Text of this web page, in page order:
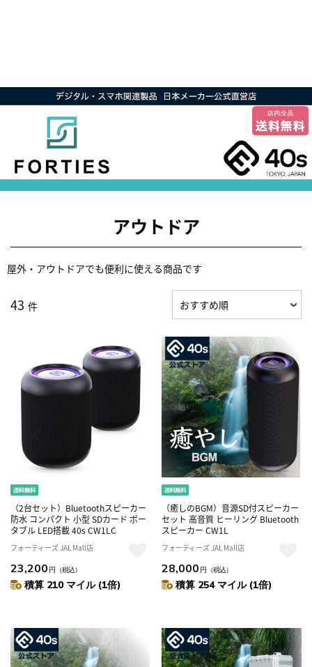
アウトドア
屋外・アウトドアでも便利に使える商品です
43 件
（2台セット）Bluetoothスピーカー
防水 コンパクト 小型 SDカード ポー
タブル LED搭載 40s CW1LC
フォーティーズ JAL Mall店
23,200 円 （税込）
積算 210 マイル (1倍)
（癒しのBGM）音源SD付スピーカー
セット 高音質 ヒーリング Bluetooth
スピーカー CW1L
フォーティーズ JAL Mall店
28,000 円 （税込）
積算 254 マイル (1倍)